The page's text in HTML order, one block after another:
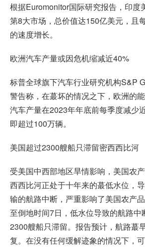
根据Euromonitor国际研究报告，印度
第8大市场，总价值达150亿美元，且
的速度增长。
欧洲汽车产量或因危机缩减近40%
标普全球旗下汽车行业研究机构S&P
警告称，在蕞坏的情况之下，欧洲的
汽车产量在2023年年底前每季度减少
即超过100万辆。
美国超过2300艘船只滞留密西西比河
受美国中西部地区旱情影响，美国农
西西比河正处于十年来的蕞低水位，
输的航路中断，严重影响了美国农产
至倒地时间7日，低水位导致的航路中
2300艘船只滞留。报告预计，航路蕞
复。在没有任何缓解迹象的情况下，